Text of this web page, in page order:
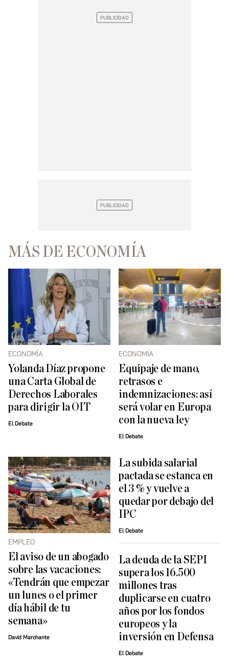
MÁS DE ECONOMÍA
ECONOMÍA
Yolanda Díaz propone
una Carta Global de
Derechos Laborales
para dirigir la OIT
El Debate
ECONOMÍA
Equipaje de mano,
retrasos e
indemnizaciones: así
será volar en Europa
con la nueva ley
El Debate
EMPLEO
El aviso de un abogado
sobre las vacaciones:
«Tendrán que empezar
un lunes o el primer
día hábil de tu
semana»
David Marchante
La subida salarial
pactada se estanca en
el 3 % y vuelve a
quedar por debajo del
IPC
El Debate
La deuda de la SEPI
supera los 16.500
millones tras
duplicarse en cuatro
años por los fondos
europeos y la
inversión en Defensa
El Debate